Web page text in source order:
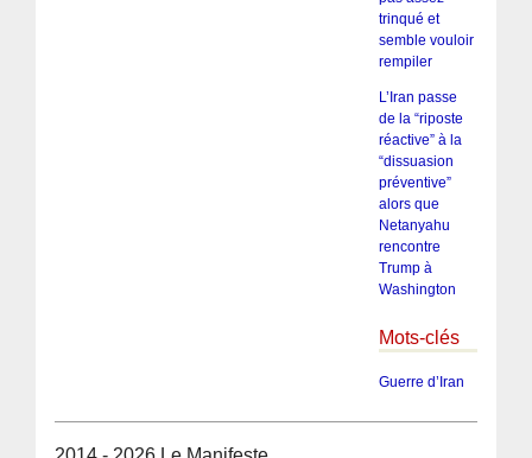
trinqué et
semble vouloir
rempiler
L’Iran passe
de la “riposte
réactive” à la
“dissuasion
préventive”
alors que
Netanyahu
rencontre
Trump à
Washington
Mots-clés
Guerre d’Iran